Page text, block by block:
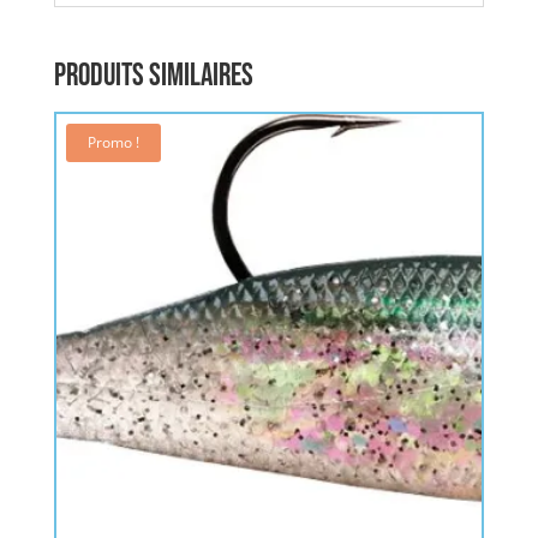
Produits similaires
Promo !